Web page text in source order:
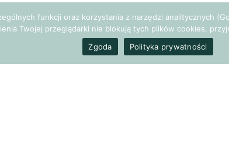
funkcji oraz korzystania z narzędzi analitycznych
Twojej przeglądarki nie blokują tych plików cookies,
Zgoda
Polityka prywatności